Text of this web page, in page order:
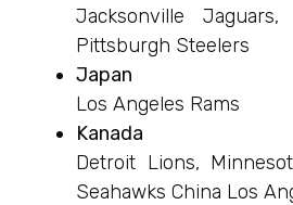
Jacksonville
Pittsburgh Steelers
Japan
Los Angeles Rams
Kanada
Detroit Lions,
Seahawks China Los